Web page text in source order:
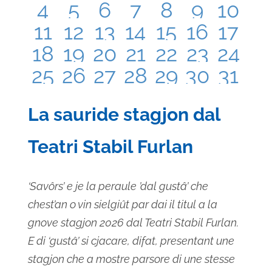
0
eventi,
0
eventi,
0
eventi,
0
eventi,
0
eventi,
0
eventi,
0
has
0
eventi,
4
has
0
eventi,
5
has
0
eventi,
6
has
0
eventi,
7
has
1
evento,
8
has
1
evento,
9
has
1
10
has
0
eventi,
11 has
0
eventi,
12 has
0
eventi,
13 has
0
eventi,
14 has
0
eventi,
15 has
0
eventi,
16 has
0
17
has
0
eventi,
18 has
0
eventi,
19 has
0
eventi,
20 has
0
eventi,
21 has
0
eventi,
22 has
0
eventi,
23 has
0
24
has
0
eventi,
25 has
eventi,
26 has
0
eventi,
27 has
evento,
28 has
evento,
29 has
eventi,
30 has
0
31
La sauride stagjon dal
Teatri Stabil Furlan
‘Savôrs’ e je la peraule ’dal gustâ’ che
chest’an o vin sielgiût par dai il titul a la
gnove stagjon 2026 dal Teatri Stabil Furlan.
E di ‘gustâ’ si cjacare, difat, presentant une
stagjon che a mostre parsore di une stesse